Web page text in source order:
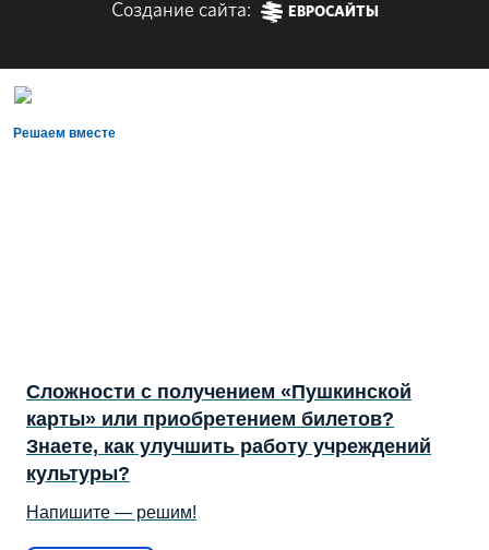
Создание сайта: ЕВРОСАЙТЫ
Решаем вместе
Сложности с получением «Пушкинской
карты» или приобретением билетов?
Знаете, как улучшить работу учреждений
культуры?
Напишите — решим!